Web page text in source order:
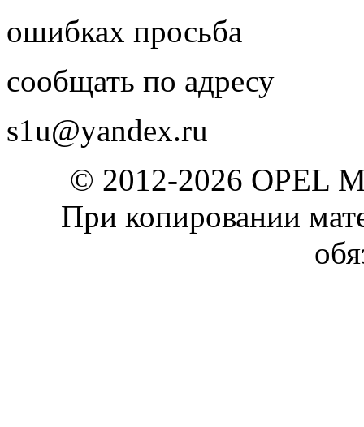
ошибках просьба
сообщать по адресу
s1u@yandex.ru
© 2012-2026 OPEL
При копировании